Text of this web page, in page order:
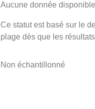
Aucune donnée disponible
Ce statut est basé sur le
plage dès que les
Non échantillonné